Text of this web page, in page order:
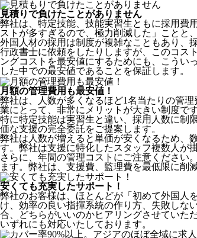
見積りで負けたことがありません
弊社は、特定技能、技能実習生ともに採用費
ストが多すぎるので、極力削減した」ことと、
外国人材の採用は制度が複雑なこともあり、
行政書士に依頼をしたりしますが、このコス
ングコストを最安値にするためにも、こうい
した中での最安値であることを保証します。
月額の管理費用も最安値！
弊社は、
人数が多くなるほど1名当たりの管
業にとって、非常にメリットが大きい制度です
特に特定技能は実習生と違い、採用人数に制
価な支援の完全委託をご提案します。
弊社は人数が増えると単価が安くなるため、
す。弊社は支援に特化したスタッフ複数人が
さらに、年間の管理コストにご注意ください
ます。弊社は、支援費、監理費を最低限に削
安くても充実したサポート！
弊社のお客様は、ほとんどが 「初めて外国人
け、効率の良い指揮系統の作り方、失敗しな
合、どちらがいいのかヒアリングさせていた
いずれにも対応いたしております。